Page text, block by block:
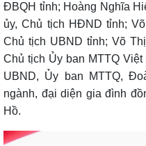
ĐBQH tỉnh; Hoàng Nghĩa
ủy, Chủ tịch HĐND tỉnh;
Chủ tịch UBND tỉnh; Võ
Chủ tịch Ủy ban MTTQ
UBND, Ủy ban MTTQ,
ngành, đại diện gia đình
Hồ.